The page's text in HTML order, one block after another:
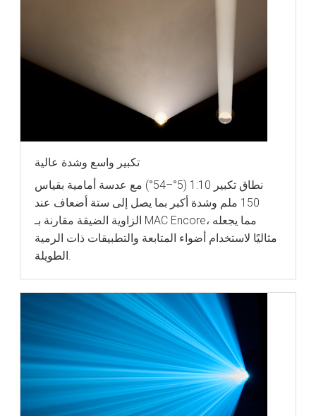
تكبير واسع وشدة عالية
نطاق تكبير 1:10 (5°–54°) مع عدسة أمامية بقياس
150 ملم وشدة أكبر بما يصل إلى ستة أضعاف عند
الزاوية الضيقة مقارنة بـ MAC Encore، مما يجعله
مثاليًا لاستخدام أضواء المتابعة والتطبيقات ذات الرمية
الطويلة.